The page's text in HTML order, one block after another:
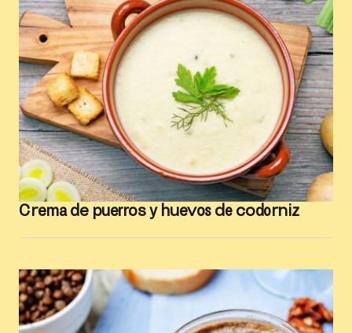
Crema de puerros y huevos de codorniz